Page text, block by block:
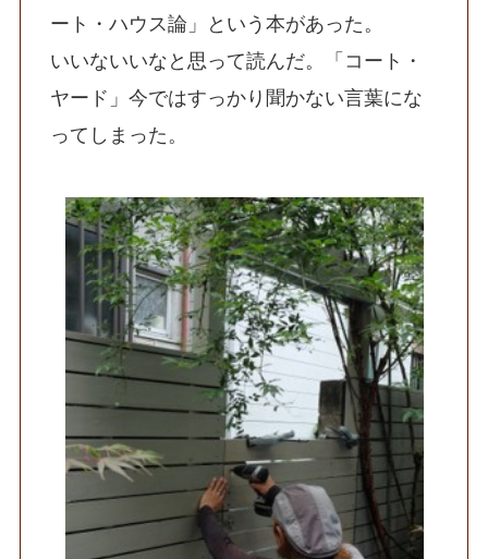
ート・ハウス論」という本があった。
いいないいなと思って読んだ。「コート・
ヤード」今ではすっかり聞かない言葉にな
ってしまった。